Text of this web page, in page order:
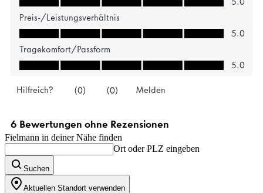
Fielmann in deiner Nähe finden
Ort oder PLZ eingeben
Suchen
Aktuellen Standort verwenden